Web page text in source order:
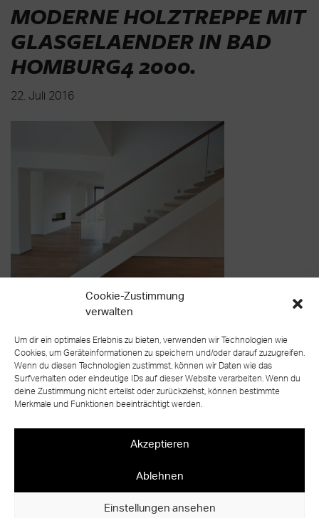
Cookie-Zustimmung
verwalten
Um dir ein optimales Erlebnis zu bieten, verwenden wir Technologien wie
Cookies, um Geräteinformationen zu speichern und/oder darauf zuzugreifen.
Wenn du diesen Technologien zustimmst, können wir Daten wie das
Surfverhalten oder eindeutige IDs auf dieser Website verarbeiten. Wenn du
deine Zustimmung nicht erteilst oder zurückziehst, können bestimmte
Merkmale und Funktionen beeinträchtigt werden.
Akzeptieren
Ablehnen
Einstellungen ansehen
MODERNE HOLZTREPPE MIT
GLASGELAENDER IN BAD
HOMBURG4 2000.
22. Juli 2016
zurück zur Übersicht
BEREIT FÜR IHR EIGENES TREPPEN
UNIKAT?
WARUM WARTEN?